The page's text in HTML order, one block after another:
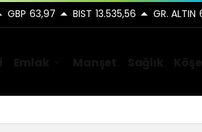
GBP 63,97 BIST 13.535,56 GR. ALTIN